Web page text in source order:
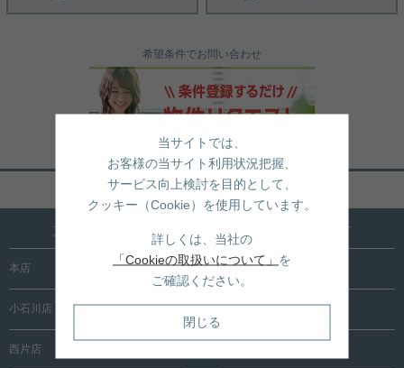
希望条件でお問い合わせ
ページトップへ戻る
文京区内に15店舗！売買も賃貸も全店で承ります
本店 根津店
小石川店 春日町店
西片店
当サイトでは、
お客様の当サイト利用状況把握、
サービス向上検討を目的として、
クッキー（Cookie）を使用しています。
詳しくは、当社の
「Cookieの取扱いについて」 を
ご確認ください。
閉じる